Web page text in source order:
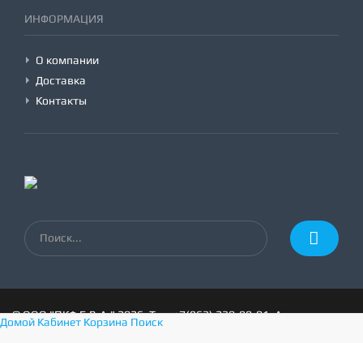
ИНФОРМАЦИЯ
О компании
Доставка
Контакты
©ООО "ПКФ Е.В.А."2026, Тел:+7(863) 230-99-01,Адрес:
г.Ростов-на-Дону, пер.1-й Машиностроительный 3а
Домой Кабинет Корзина Поиск